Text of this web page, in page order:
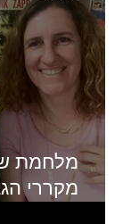
מלחמת
מקררי